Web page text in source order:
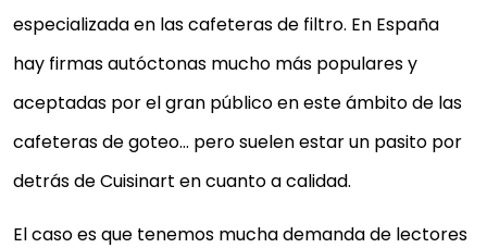
especializada en las cafeteras de filtro. En España
hay firmas autóctonas mucho más populares y
aceptadas por el gran público en este ámbito de las
cafeteras de goteo… pero suelen estar un pasito por
detrás de Cuisinart en cuanto a calidad.
El caso es que tenemos mucha demanda de lectores